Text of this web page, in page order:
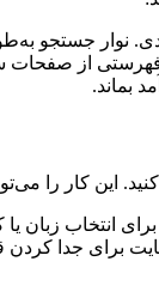
نوار جستجو
فهرستی از
بماند.
این کار را
برای انتخاب
برای جدا